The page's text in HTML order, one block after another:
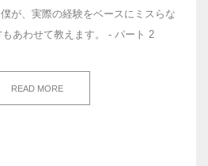
が、実際の経験をベースにミスらな
あわせて教えます。 - パート 2
READ MORE